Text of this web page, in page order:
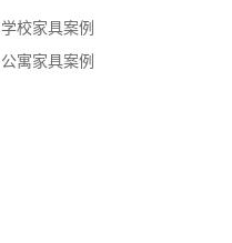
学校家具案例
公寓家具案例